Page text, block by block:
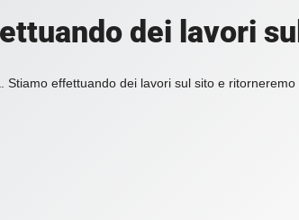
dei lavori
Stiamo effettuando dei lavori sul sito e ritorneremo